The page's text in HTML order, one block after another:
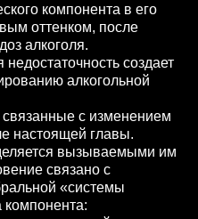
компонента в его
оттенком, после
алкоголя.
создает
алкогольной
связанные с изменением
настоящей главы.
вызываемыми им
связано с
«системы
компонента: